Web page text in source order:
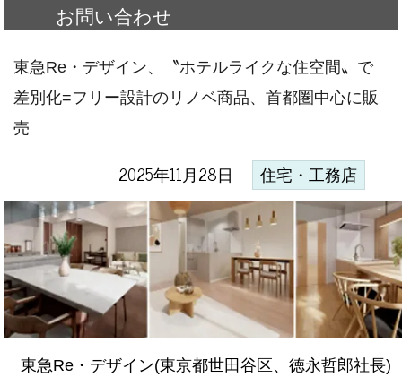
お問い合わせ
東急Re・デザイン、〝ホテルライクな住空間〟で
差別化=フリー設計のリノベ商品、首都圏中心に販
売
2025年11月28日 住宅・工務店
東急Re・デザイン(東京都世田谷区、徳永哲郎社長)